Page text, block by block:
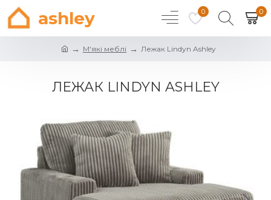
ashley 0 0
М'які меблі Лежак Lindyn Ashley
ЛЕЖАК LINDYN ASHLEY